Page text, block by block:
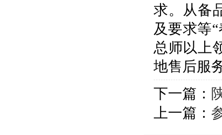
求。从备
及要求等
总师以上
地售后服
下一篇：
上一篇：